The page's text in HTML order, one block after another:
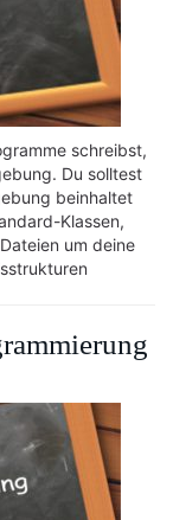
schreibst,
Du solltest
beinhaltet
Klassen,
um deine